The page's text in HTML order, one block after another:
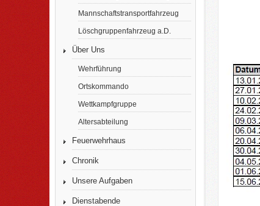
Mannschaftstransportfahrzeug
Löschgruppenfahrzeug a.D.
Über Uns
Wehrführung
Ortskommando
Wettkampfgruppe
Altersabteilung
Feuerwehrhaus
Chronik
Unsere Aufgaben
Dienstabende